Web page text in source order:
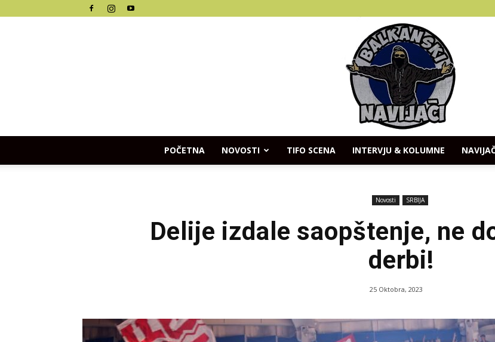
Navijaci
POČETNA NOVOSTI TIFO SCENA INTERVJU & KOLUMNE
Novosti SRBIJA
Delije izdale saopštenje, ne
derbi!
25 Oktobra, 2023